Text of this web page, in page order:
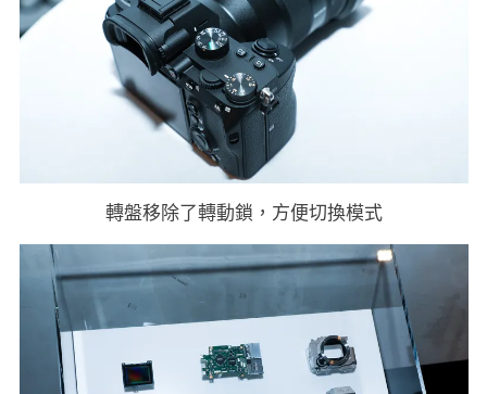
轉盤移除了轉動鎖，方便切換模式